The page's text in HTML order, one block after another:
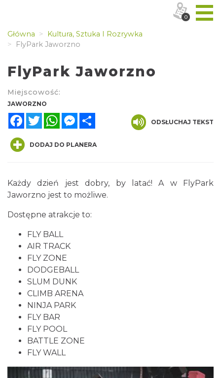
Główna
Kultura, Sztuka I Rozrywka
FlyPark Jaworzno
FlyPark Jaworzno
Miejscowość:
JAWORZNO
FacebookTwitterWhatsAppMessenger
ODSŁUCHAJ TEKST
DODAJ DO PLANERA
Każdy dzień jest dobry, by latać! A w FlyPark
Jaworzno jest to możliwe.
Dostępne atrakcje to:
FLY BALL
AIR TRACK
FLY ZONE
DODGEBALL
SLUM DUNK
CLIMB ARENA
NINJA PARK
FLY BAR
FLY POOL
BATTLE ZONE
FLY WALL
0